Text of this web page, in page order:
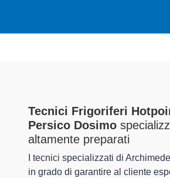
Tecnici Frigoriferi
Persico Dosimo
altamente preparati
I tecnici specializzati di
in grado di garantire al cliente